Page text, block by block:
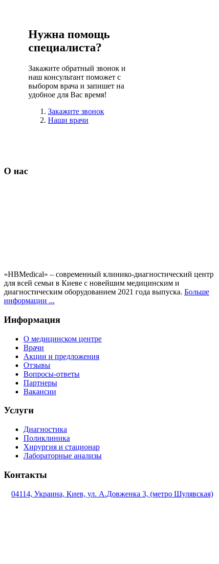
Нужна помощь
специалиста?
Закажите обратный звонок и
наш консультант поможет с
выбором врача и запишет на
удобное для Вас время!
Закажите звонок
Наши врачи
О нас
«HBMedical» – современный клинико-диагностический центр
для всей семьи в Киеве с новейшим медицинским и
диагностическим оборудованием 2021 года выпуска. Больше
информации ...
Информация
О медицинском центре
Врачи
Акции и предложения
Отзывы
Вопросы-ответы
Партнеры
Вакансии
Услуги
Диагностика
Поликлиника
Хирургия и стационар
Лабораторные анализы
Контакты
04114, Украина, Киев, ул. А.Довженка 3, (метро Шулявская)